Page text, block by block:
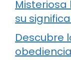
su
Descubre